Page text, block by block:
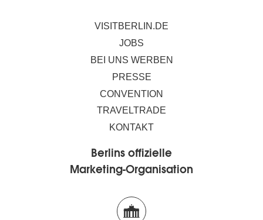
VISITBERLIN.DE
JOBS
BEI UNS WERBEN
PRESSE
CONVENTION
TRAVELTRADE
KONTAKT
Berlins offizielle
Marketing-Organisation